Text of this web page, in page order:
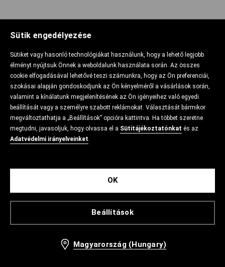
Sütik engedélyezése
Sütiket vagy hasonló technológiákat használunk, hogy a lehető legjobb
élményt nyújtsuk Önnek a weboldalunk használata során. Az összes
cookie elfogadásával lehetővé teszi számunkra, hogy az Ön preferenciái,
szokásai alapján gondoskodjunk az Ön kényelméről a vásárlások során,
valamint a kínálatunk megjelenítésének az Ön igényeihez való egyedi
beállítását vagy a személyre szabott reklámokat. Választását bármikor
megváltoztathatja a „Beállítások” opcióra kattintva. Ha többet szeretne
megtudni, javasoljuk, hogy olvassa el a Sütitájékoztatónkat és az
Adatvédelmi irányelveinket.
Beállítások
OK
Magyarország (Hungary)